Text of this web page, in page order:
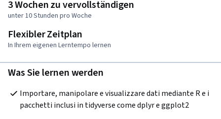
3 Wochen zu vervollständigen
unter 10 Stunden pro Woche
Flexibler Zeitplan
In Ihrem eigenen Lerntempo lernen
Was Sie lernen werden
Importare, manipolare e visualizzare dati mediante R e i
pacchetti inclusi in tidyverse come dplyr e ggplot2